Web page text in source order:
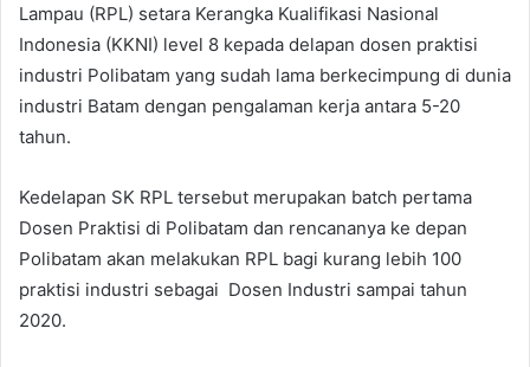
Lampau (RPL) setara Kerangka Kualifikasi Nasional
Indonesia (KKNI) level 8 kepada delapan dosen praktisi
industri Polibatam yang sudah lama berkecimpung di dunia
industri Batam dengan pengalaman kerja antara 5-20
tahun.
Kedelapan SK RPL tersebut merupakan batch pertama
Dosen Praktisi di Polibatam dan rencananya ke depan
Polibatam akan melakukan RPL bagi kurang lebih 100
praktisi industri sebagai Dosen Industri sampai tahun
2020.